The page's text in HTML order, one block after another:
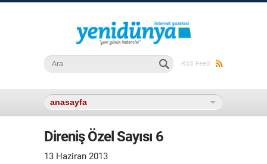
RSS Feed
Arama formu
Ara
Direniş Özel Sayısı 6
13 Haziran 2013